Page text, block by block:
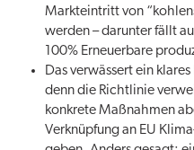
Markteintritt von
werden – darunter fällt
100% Erneuerbare
Das verwässert ein
denn die Richtlinie
konkrete Maßnahmen
Verknüpfung an EU